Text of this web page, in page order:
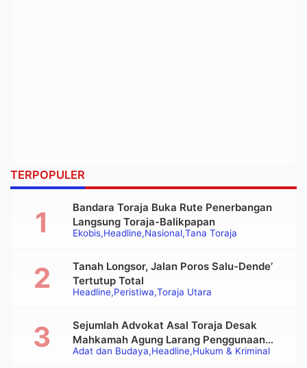
TERPOPULER
Ekobis Headline Nasional Tana Toraja
Bandara Toraja Buka Rute Penerbangan
Langsung Toraja-Balikpapan
Headline Peristiwa Toraja Utara
Tanah Longsor, Jalan Poros Salu-Dende’
Tertutup Total
Adat dan Budaya Headline Hukum & Kriminal
Sejumlah Advokat Asal Toraja Desak
Mahkamah Agung Larang Penggunaan
Alat Berat pada Eksekusi Rumah Adat